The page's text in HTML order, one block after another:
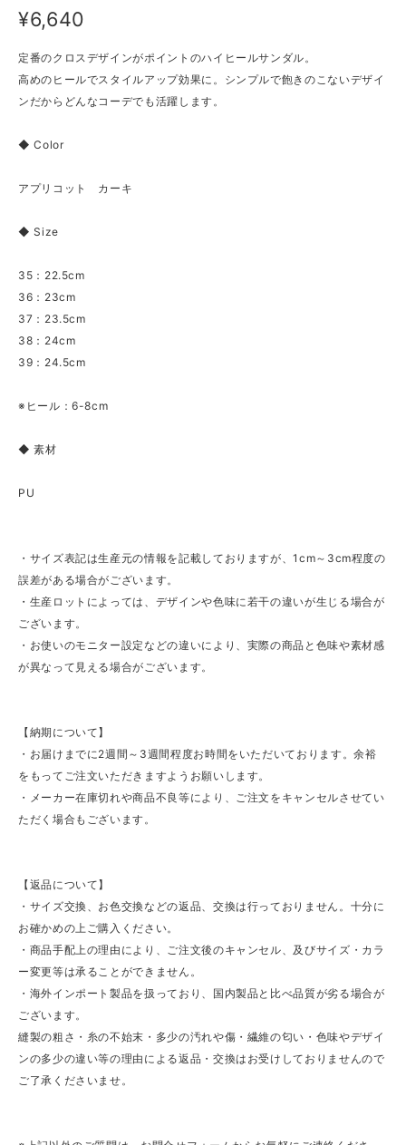
¥6,640
定番のクロスデザインがポイントのハイヒールサンダル。
高めのヒールでスタイルアップ効果に。シンプルで飽きのこないデザイ
ンだからどんなコーデでも活躍します。
◆ Color
アプリコット カーキ
◆ Size
35：22.5cm
36：23cm
37：23.5cm
38：24cm
39：24.5cm
※ヒール：6-8cm
◆ 素材
PU
・サイズ表記は生産元の情報を記載しておりますが、1cm～3cm程度の
誤差がある場合がございます。
・生産ロットによっては、デザインや色味に若干の違いが生じる場合が
ございます。
・お使いのモニター設定などの違いにより、実際の商品と色味や素材感
が異なって見える場合がございます。
【納期について】
・お届けまでに2週間～3週間程度お時間をいただいております。余裕
をもってご注文いただきますようお願いします。
・メーカー在庫切れや商品不良等により、ご注文をキャンセルさせてい
ただく場合もございます。
【返品について】
・サイズ交換、お色交換などの返品、交換は行っておりません。十分に
お確かめの上ご購入ください。
・商品手配上の理由により、ご注文後のキャンセル、及びサイズ・カラ
ー変更等は承ることができません。
・海外インポート製品を扱っており、国内製品と比べ品質が劣る場合が
ございます。
縫製の粗さ・糸の不始末・多少の汚れや傷・繊維の匂い・色味やデザイ
ンの多少の違い等の理由による返品・交換はお受けしておりませんので
ご了承くださいませ。